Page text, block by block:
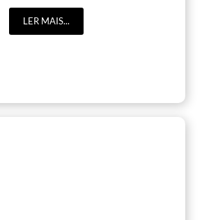
LER MAIS...